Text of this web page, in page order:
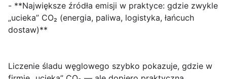
- **Największe źródła emisji w praktyce: gdzie zwykle
„ucieka” CO₂ (energia, paliwa, logistyka, łańcuch
dostaw)**
Liczenie śladu węglowego szybko pokazuje, gdzie w